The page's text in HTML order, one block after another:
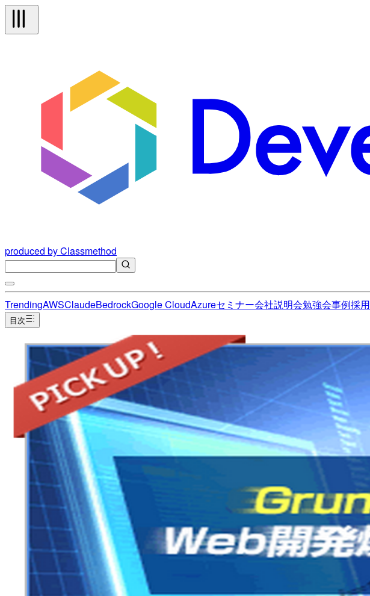
produced by Classmethod
TrendingAWSClaudeBedrockGoogle CloudAzureセミナー会社説明会勉強会事例採用
目次